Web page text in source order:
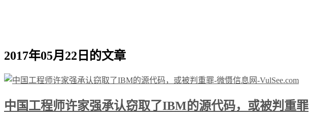
2017年05月22日的文章
中国工程师许家强承认窃取了IBM的源代码，或被判重罪